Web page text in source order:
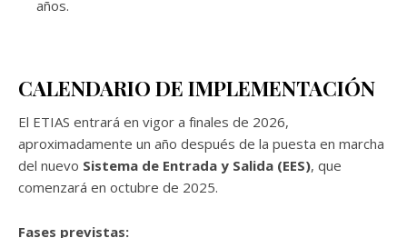
años.
CALENDARIO DE IMPLEMENTACIÓN
El ETIAS entrará en vigor a finales de 2026,
aproximadamente un año después de la puesta en marcha
del nuevo Sistema de Entrada y Salida (EES), que
comenzará en octubre de 2025.
Fases previstas: